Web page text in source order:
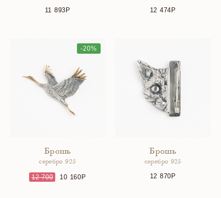
11 893 12 474
-20%
Брошь
серебро 925
12 700 10 160
Брошь
серебро 925
12 870